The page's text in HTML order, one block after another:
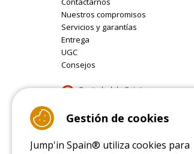
Nuestros compromisos
Servicios y garantías
Entrega
UGC
Consejos
9.4/10 (22083 reviews)
Read customer reviews
Gestión de cookies
Jump'in Spain® utiliza cookies para